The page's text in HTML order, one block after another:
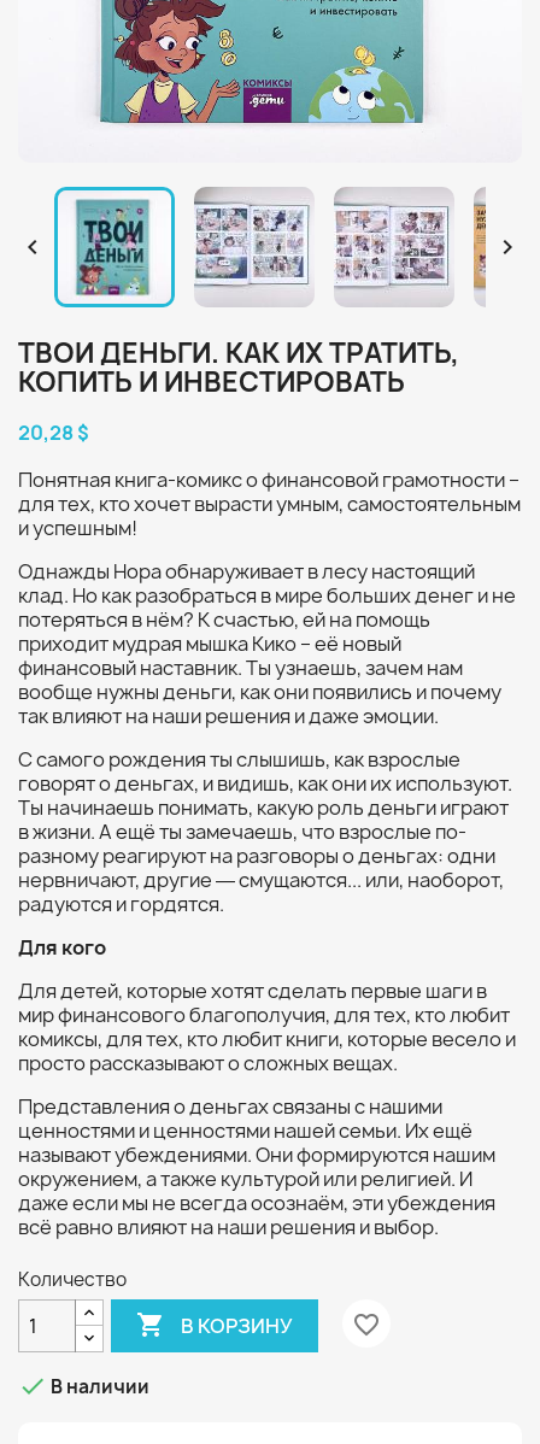
 
ТВОИ ДЕНЬГИ. КАК ИХ ТРАТИТЬ,
КОПИТЬ И ИНВЕСТИРОВАТЬ
20,28 $
Понятная книга-комикс о финансовой грамотности –
для тех, кто хочет вырасти умным, самостоятельным
и успешным!
Однажды Нора обнаруживает в лесу настоящий
клад. Но как разобраться в мире больших денег и не
потеряться в нём? К счастью, ей на помощь
приходит мудрая мышка Кико – её новый
финансовый наставник. Ты узнаешь, зачем нам
вообще нужны деньги, как они появились и почему
так влияют на наши решения и даже эмоции.
С самого рождения ты слышишь, как взрослые
говорят о деньгах, и видишь, как они их используют.
Ты начинаешь понимать, какую роль деньги играют
в жизни. А ещё ты замечаешь, что взрослые по-
разному реагируют на разговоры о деньгах: одни
нервничают, другие ― смущаются... или, наоборот,
радуются и гордятся.
Для кого
Для детей, которые хотят сделать первые шаги в
мир финансового благополучия, для тех, кто любит
комиксы, для тех, кто любит книги, которые весело и
просто рассказывают о сложных вещах.
Представления о деньгах связаны с нашими
ценностями и ценностями нашей семьи. Их ещё
называют убеждениями. Они формируются нашим
окружением, а также культурой или религией. И
даже если мы не всегда осознаём, эти убеждения
всё равно влияют на наши решения и выбор.
Количество
 В КОРЗИНУ favorite_border
 В наличии